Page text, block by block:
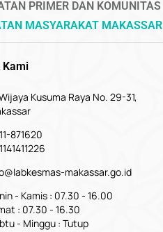
PRIMER DAN KOMUNITAS
MASYARAKAT MAKASSAR
Kami
Kusuma Raya No. 29-31,
871620
makassar.go.id
- Kamis : 07.30 - 16.00
: 07.30 - 16.30
- Minggu : Tutup